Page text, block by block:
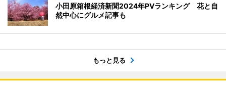
小田原箱根経済新聞2024年PVランキング 花と自
然中心にグルメ記事も
もっと見る